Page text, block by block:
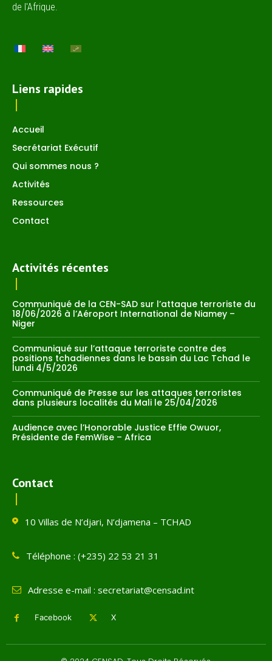
de l'Afrique.
Liens rapides
Accueil
Secrétariat Exécutif
Qui sommes nous ?
Activités
Ressources
Contact
Activités récentes
Communiqué de la CEN-SAD sur l’attaque terroriste du
18/06/2026 à l’Aéroport International de Niamey –
Niger
Communiqué sur l’attaque terroriste contre des
positions tchadiennes dans le bassin du Lac Tchad le
lundi 4/5/2026
Communiqué de Presse sur les attaques terroristes
dans plusieurs localités du Mali le 25/04/2026
Audience avec l’Honorable Justice Effie Owuor,
Présidente de FemWise – Africa
Contact
10 Villas de N’djari, N’djamena – TCHAD
Téléphone : (+235) 22 53 21 31
Adresse e-mail : secretariat@censad.int
Facebook X